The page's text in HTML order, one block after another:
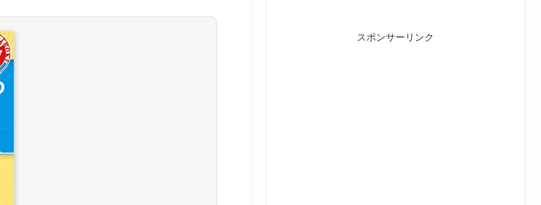
スポンサーリンク